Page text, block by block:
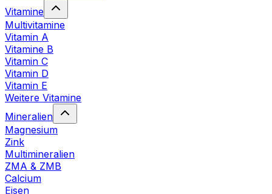
Vitamine
Multivitamine
Vitamin A
Vitamine B
Vitamin C
Vitamin D
Vitamin E
Weitere Vitamine
Mineralien
Magnesium
Zink
Multimineralien
ZMA & ZMB
Calcium
Eisen